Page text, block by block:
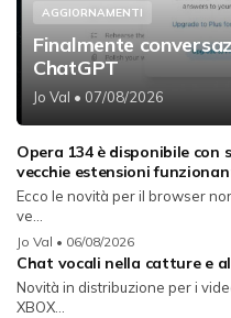
AGGIORNAMENTI
Finalmente
ChatGPT
Jo Val • 07/08/2026
Opera 134 è disponibile con
vecchie estensioni
Ecco le novità per il browser
ve...
Jo Val • 06/08/2026
Chat vocali nella catture e
Novità in distribuzione per i
XBOX...